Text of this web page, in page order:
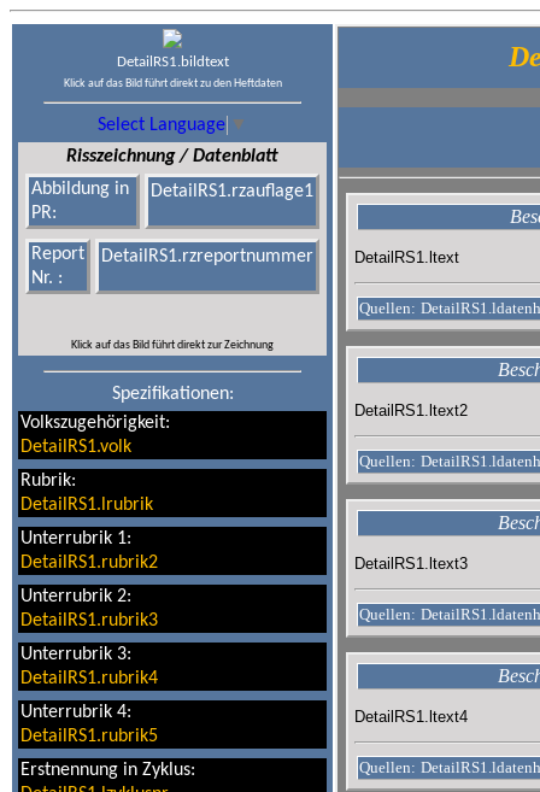
DetailRS1.bildtext
Klick auf das Bild führt direkt zu den Heftdaten
Select Language ▼
Risszeichnung / Datenblatt
Abbildung in
PR:
DetailRS1.rzauflage1
Report
Nr. :
DetailRS1.rzreportnummer
Klick auf das Bild führt direkt zur Zeichnung
Spezifikationen:
Volkszugehörigkeit:
DetailRS1.volk
Rubrik:
DetailRS1.lrubrik
Unterrubrik 1:
DetailRS1.rubrik2
Unterrubrik 2:
DetailRS1.rubrik3
Unterrubrik 3:
DetailRS1.rubrik4
Unterrubrik 4:
DetailRS1.rubrik5
Erstnennung in Zyklus:
DetailRS1.ltext
Quellen:
DetailRS1.ltext2
Quellen:
DetailRS1.ltext3
Quellen:
DetailRS1.ltext4
Quellen: